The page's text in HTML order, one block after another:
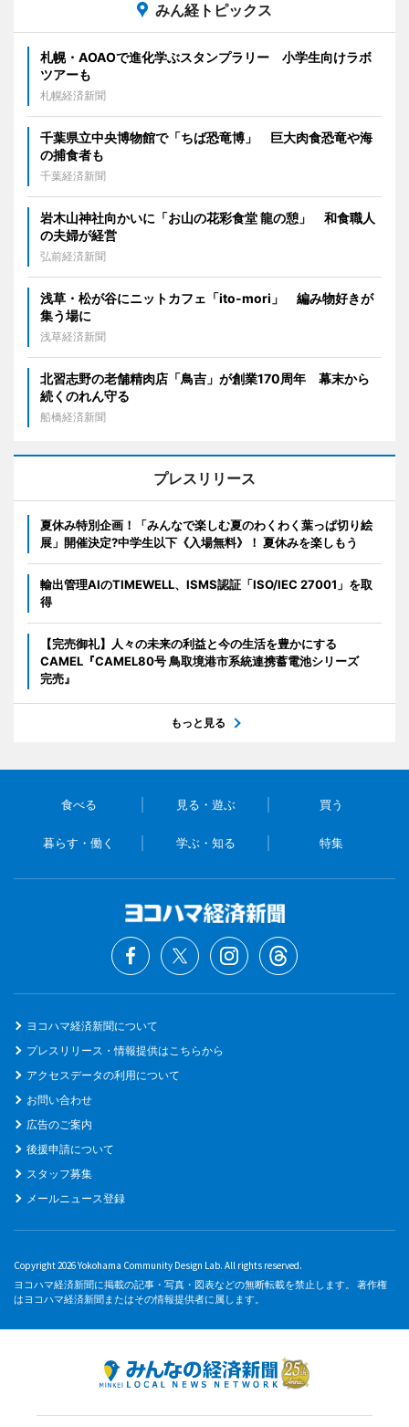
みん経トピックス
札幌・AOAOで進化学ぶスタンプラリー 小学生向けラボ
ツアーも
札幌経済新聞
千葉県立中央博物館で「ちば恐竜博」 巨大肉食恐竜や海
の捕食者も
千葉経済新聞
岩木山神社向かいに「お山の花彩食堂 龍の憩」 和食職人
の夫婦が経営
弘前経済新聞
浅草・松が谷にニットカフェ「ito-mori」 編み物好きが
集う場に
浅草経済新聞
北習志野の老舗精肉店「鳥吉」が創業170周年 幕末から
続くのれん守る
船橋経済新聞
プレスリリース
夏休み特別企画！「みんなで楽しむ夏のわくわく葉っぱ切り絵
展」開催決定?中学生以下《入場無料》！ 夏休みを楽しもう
輸出管理AIのTIMEWELL、ISMS認証「ISO/IEC 27001」を取
得
【完売御礼】人々の未来の利益と今の生活を豊かにする
CAMEL『CAMEL80号 鳥取境港市系統連携蓄電池シリーズ
完売』
もっと見る
食べる 見る・遊ぶ 買う
暮らす・働く 学ぶ・知る 特集
ヨコハマ経済新聞について
プレスリリース・情報提供はこちらから
アクセスデータの利用について
お問い合わせ
広告のご案内
後援申請について
スタッフ募集
メールニュース登録
Copyright 2026 Yokohama Community Design Lab. All rights reserved.
ヨコハマ経済新聞に掲載の記事・写真・図表などの無断転載を禁止します。 著作権
はヨコハマ経済新聞またはその情報提供者に属します。